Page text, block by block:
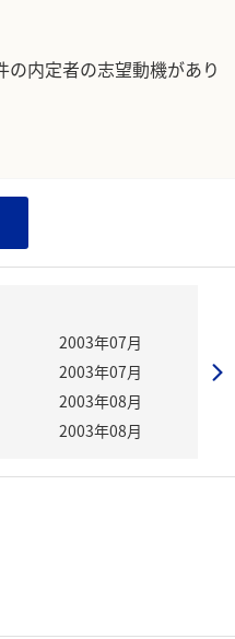
の内定者の志望動機があり
2003年07月
2003年07月
2003年08月
2003年08月